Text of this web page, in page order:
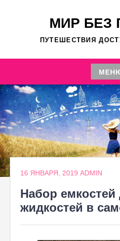
МИР БЕЗ
ПУТЕШЕСТВИЯ
Перейти
к
содержимому
16 ЯНВАРЯ, 2019 ADMIN
Набор
жидкостей в